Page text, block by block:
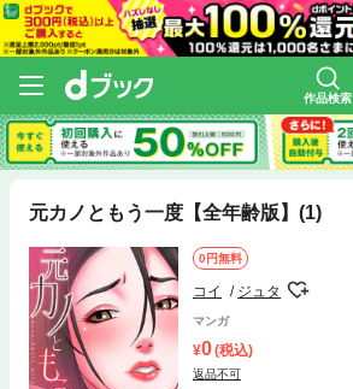
作品検索
元カノともう一度【全年齢版】(1)
0円無料
コイ ジュタ
マンガ
0(税込)
返品不可